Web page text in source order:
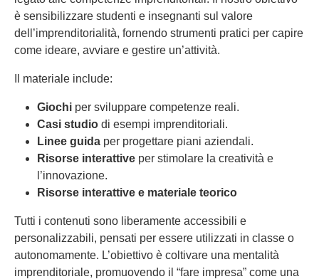
è sensibilizzare studenti e insegnanti sul valore
dell’imprenditorialità, fornendo strumenti pratici per capire
come ideare, avviare e gestire un’attività.
Il materiale include:
Giochi per sviluppare competenze reali.
Casi studio di esempi imprenditoriali.
Linee guida per progettare piani aziendali.
Risorse interattive per stimolare la creatività e
l’innovazione.
Risorse interattive e materiale teorico
Tutti i contenuti sono liberamente accessibili e
personalizzabili, pensati per essere utilizzati in classe o
autonomamente. L’obiettivo è coltivare una mentalità
imprenditoriale, promuovendo il “fare impresa” come una